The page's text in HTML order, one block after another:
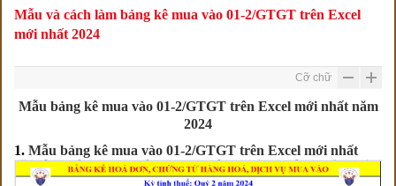
Mẫu và cách làm bảng kê mua vào 01-2/GTGT trên Excel
mới nhất 2024
Cỡ chữ
Mẫu bảng kê mua vào 01-2/GTGT trên Excel mới nhất năm
2024
1. Mẫu bảng kê mua vào 01-2/GTGT trên Excel mới nhất